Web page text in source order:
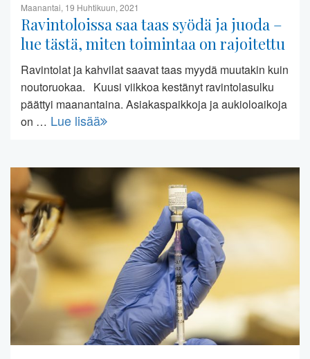
Maanantai, 19 Huhtikuun, 2021
Ravintoloissa saa taas syödä ja juoda –
lue tästä, miten toimintaa on rajoitettu
Ravintolat ja kahvilat saavat taas myydä muutakin kuin
noutoruokaa. Kuusi viikkoa kestänyt ravintolasulku
päättyi maanantaina. Asiakaspaikkoja ja aukioloaikoja
on … Lue lisää